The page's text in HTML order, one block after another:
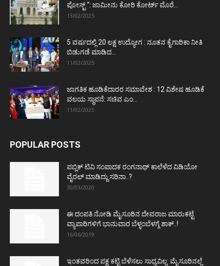
ಪೋಸ್ಟ್‌ “: ಜಾಮೀನು ಕೋರಿ ಕೋರ್ಟ್‌ ಮೊರೆ...
13/02/2025
5 ವರ್ಷದಲ್ಲಿ 20 ಲಕ್ಷ ಉದ್ಯೋಗ : ನೂತನ ಕೈಗಾರಿಕಾ ನೀತಿ
ಬಿಡುಗಡೆ ಮಾಡಿದ...
11/02/2025
ಜಾಗತಿಕ ಹೂಡಿಕೆದಾರರ ಸಮಾವೇಶ : 12 ವಿಶೇಷ ಹೂಡಿಕೆ
ವಲಯ ಸ್ಥಾಪನೆ: ಸಚಿವ ಎಂ...
11/02/2025
POPULAR POSTS
ಪಬ್ಲಿಕ್ ಟಿವಿ ಸಂಪಾದಕ ರಂಗನಾಥ್ ಕಾಲೆಳೆದ ವಿಡಿಯೋ
ವೈರಲ್ ಮಾಡಿದ್ದು ಸರಿನಾ..?
30/03/2020
ಈ ದಂಪತಿ ನೋಡಿ ಮೈಸೂರಿನ ದೇವರಾಜ ಮಾರುಕಟ್ಟೆ
ವ್ಯಾಪಾರಿಗಳಿಗೆ ಭಾನುವಾರ ಬೆಳ್ಳಂಬೆಳಗ್ಗೆ ಶಾಕ್..!
16/06/2019
ಇಂತವರಿಂದ ಪಕ್ಷ ಕಟ್ಟಿ ಬೆಳೆಸಲು ಸಾಧ್ಯವಿಲ್ಲ: ಮೈಸೂರಿನಲ್ಲೆ